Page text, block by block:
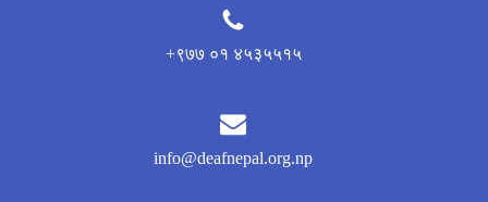
+९७७ ०१ ४५३५५१५
info@deafnepal.org.np